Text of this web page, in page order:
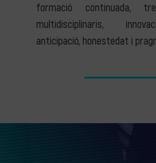
formació continuada,
multidisciplinaris,
anticipació, honestedat i